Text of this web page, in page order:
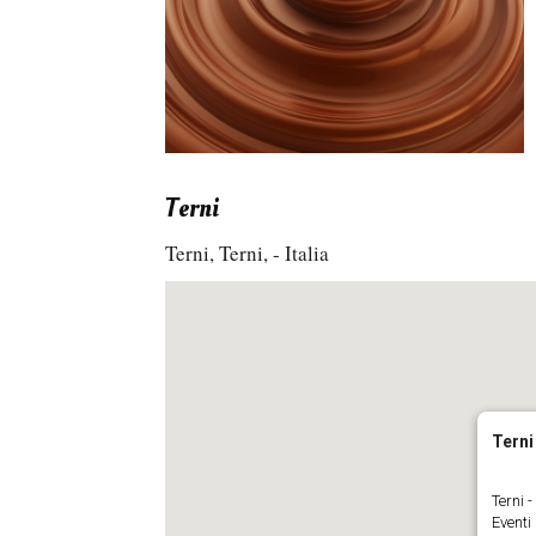
Terni
Terni, Terni, - Italia
Terni
Terni -
Eventi